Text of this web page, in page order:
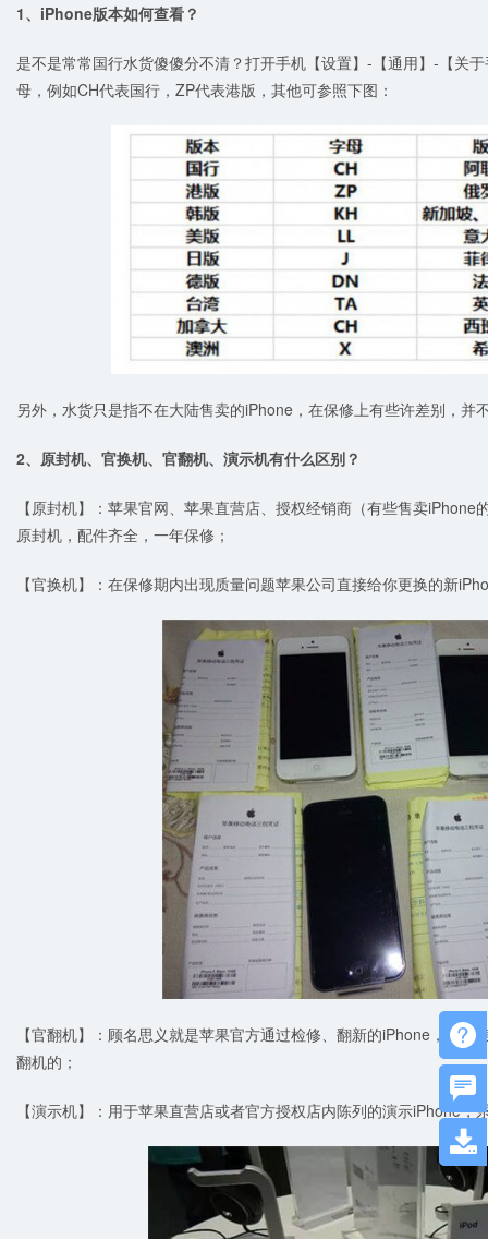
1、iPhone版本如何查看？
是不是常常国行水货傻傻分不清？打开手机【设置】-【通用】-【关
母，例如CH代表国行，ZP代表港版，其他可参照下图：
另外，水货只是指不在大陆售卖的iPhone，在保修上有些许差别，并
2、原封机、官换机、官翻机、演示机有什么区别？
【原封机】：苹果官网、苹果直营店、授权经销商（有些售卖
原封机，配件齐全，一年保修；
【官换机】：在保修期内出现质量问题苹果公司直接给你更换的新
【官翻机】：顾名思义就是苹果官方通过检修、翻新的iPhone，目
翻机的；
【演示机】：用于苹果直营店或者官方授权店内陈列的演示iPhone，


